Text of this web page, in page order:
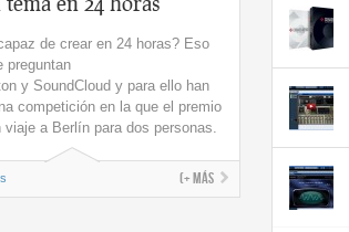
de crear en 24 horas? Eso
preguntan
y SoundCloud y para ello han
competición en la que el premio
viaje a Berlín para dos personas.
(+ más